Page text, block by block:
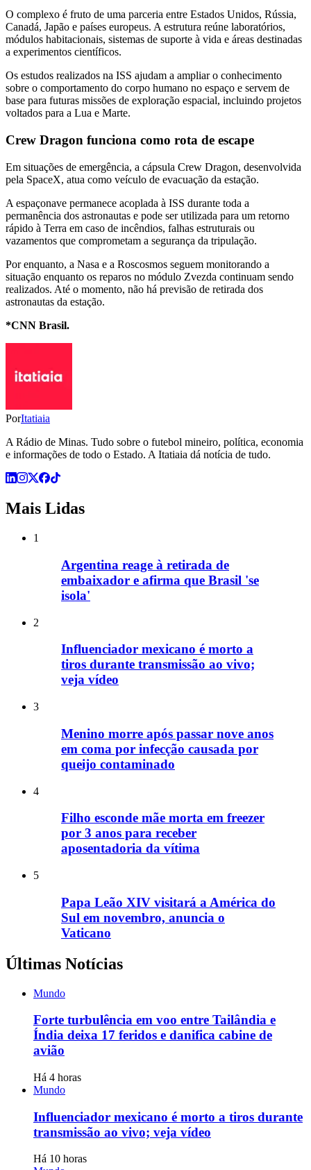
O complexo é fruto de uma parceria entre Estados Unidos, Rússia,
Canadá, Japão e países europeus. A estrutura reúne laboratórios,
módulos habitacionais, sistemas de suporte à vida e áreas destinadas
a experimentos científicos.
Os estudos realizados na ISS ajudam a ampliar o conhecimento
sobre o comportamento do corpo humano no espaço e servem de
base para futuras missões de exploração espacial, incluindo projetos
voltados para a Lua e Marte.
Crew Dragon funciona como rota de escape
Em situações de emergência, a cápsula Crew Dragon, desenvolvida
pela SpaceX, atua como veículo de evacuação da estação.
A espaçonave permanece acoplada à ISS durante toda a
permanência dos astronautas e pode ser utilizada para um retorno
rápido à Terra em caso de incêndios, falhas estruturais ou
vazamentos que comprometam a segurança da tripulação.
Por enquanto, a Nasa e a Roscosmos seguem monitorando a
situação enquanto os reparos no módulo Zvezda continuam sendo
realizados. Até o momento, não há previsão de retirada dos
astronautas da estação.
*CNN Brasil.
PorItatiaia
A Rádio de Minas. Tudo sobre o futebol mineiro, política, economia
e informações de todo o Estado. A Itatiaia dá notícia de tudo.
Mais Lidas
1
Argentina reage à retirada de
embaixador e afirma que Brasil 'se
isola'
2
Influenciador mexicano é morto a
tiros durante transmissão ao vivo;
veja vídeo
3
Menino morre após passar nove anos
em coma por infecção causada por
queijo contaminado
4
Filho esconde mãe morta em freezer
por 3 anos para receber
aposentadoria da vítima
5
Papa Leão XIV visitará a América do
Sul em novembro, anuncia o
Vaticano
Últimas Notícias
Mundo
Forte turbulência em voo entre Tailândia e
Índia deixa 17 feridos e danifica cabine de
avião
Há 4 horas
Mundo
Influenciador mexicano é morto a tiros durante
transmissão ao vivo; veja vídeo
Há 10 horas